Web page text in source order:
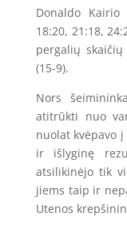
Donaldo Kairio
18:20, 21:18,
pergalių skaičių
(15-9).
Nors
atitrūkti nuo
nuolat kvėpavo
ir išlyginę
atsilikinėjo tik
jiems taip ir
Utenos